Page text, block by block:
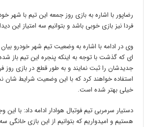
رضاپور با اشاره به بازی روز جمعه این تیم با شهر
فردا نیز بازی خوبی باشد و بتوانیم سه امتیاز این
وی در ادامه با اشاره به وضعیت تیم شهر خودرو
ای که گذشت با توجه به اینکه پنجره این تیم باز شده
جدیدشان را ثبت نمایند و به طور قطع در بازی روز
استفاده خواهند کرد که با این وضعیت شرایط
خیلی بهتر شده است.
دستیار سرمربی تیم فوتبال هوادار ادامه داد: با
هستیم و امیدواریم که بتوانیم از این بازی خانگی سه